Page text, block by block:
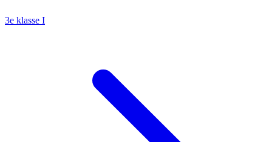
3e klasse I